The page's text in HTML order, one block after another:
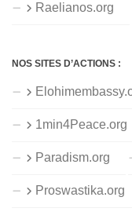
Raelianos.org
NOS SITES D’ACTIONS :
1min4Peace.org
Paradism.org